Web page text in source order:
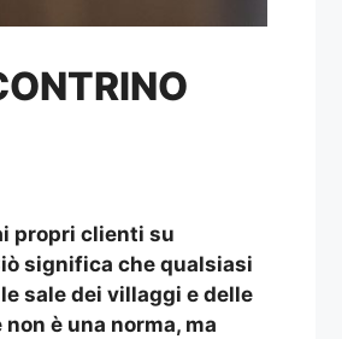
propri clienti su
significa che qualsiasi
sale dei villaggi e delle
è una norma, ma